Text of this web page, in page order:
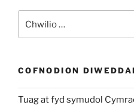
am:
COFNODION
Tuag at fyd symudol